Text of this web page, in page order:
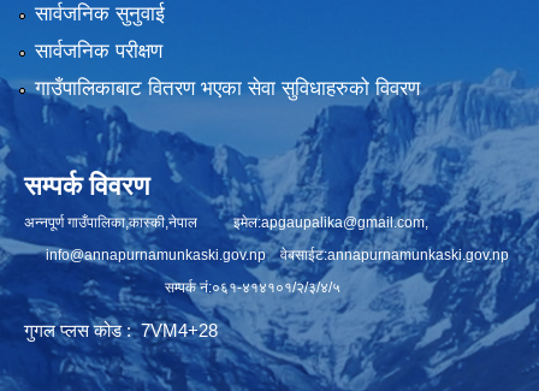
सार्वजनिक सुनुवाई
सार्वजनिक परीक्षण
गाउँपालिकाबाट वितरण भएका सेवा सुविधाहरुको विवरण
सम्पर्क विवरण
अन्नपूर्ण गाउँपालिका,कास्की,नेपाल इमेल:apgaupalika@gmail.com,
info@annapurnamunkaski.gov.npवेबसाईट:annapurnamunkaski.gov.np
सम्पर्क नं:०६१-४१४१०१/२/३/४/५
गुगल प्लस कोड : 7VM4+28